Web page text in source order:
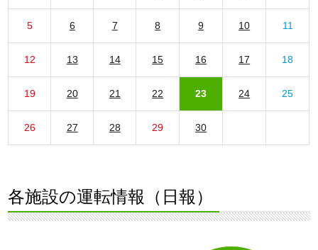
5 6 7 8 9 10 11
12 13 14 15 16 17 18
19 20 21 22 23 24 25
26 27 28 29 30
各施設の運転情報（日報）